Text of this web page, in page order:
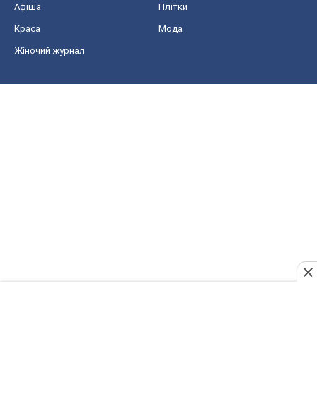
Афіша Плітки
Краса Мода
Жіночий журнал